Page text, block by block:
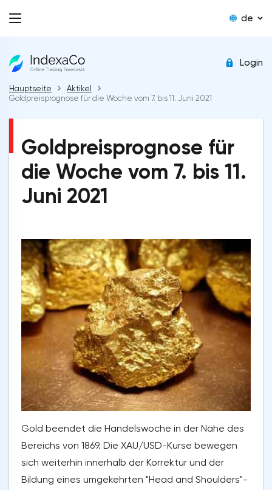
de
Login
Hauptseite
Aktikel
Goldpreisprognose für die Woche vom 7. bis 11. Juni 2021
Goldpreisprognose für
die Woche vom 7. bis 11.
Juni 2021
Gold beendet die Handelswoche in der Nähe des
Bereichs von 1869. Die XAU/USD-Kurse bewegen
sich weiterhin innerhalb der Korrektur und der
Bildung eines umgekehrten "Head and Shoulders"-